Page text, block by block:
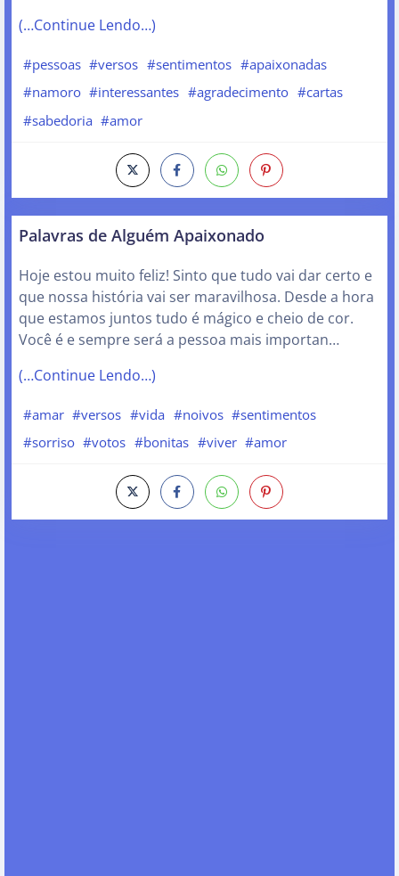
(…Continue Lendo…)
#pessoas #versos #sentimentos #apaixonadas
#namoro #interessantes #agradecimento #cartas
#sabedoria #amor
Palavras de Alguém Apaixonado
Hoje estou muito feliz! Sinto que tudo vai dar certo e
que nossa história vai ser maravilhosa. Desde a hora
que estamos juntos tudo é mágico e cheio de cor.
Você é e sempre será a pessoa mais importan…
(…Continue Lendo…)
#amar #versos #vida #noivos #sentimentos
#sorriso #votos #bonitas #viver #amor